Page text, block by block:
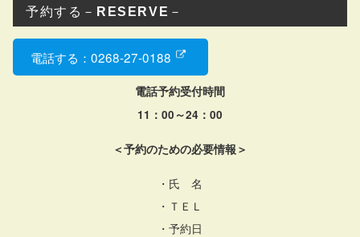
予約する－ RESERVE －
電話する：0268-27-0188
電話予約受付時間
11：00～24：00
＜予約のための必要情報＞
・氏 名
・ＴＥＬ
・予約日